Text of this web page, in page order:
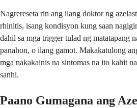
Nagrereseta rin ang ilang doktor ng
rhinitis, isang kondisyon kung saan
dahil sa mga trigger tulad ng matatapang
panahon, o ilang gamot. Makakatulong
mga nakakainis na sintomas na ito kahit
sanhi.
Paano Gumagana ang